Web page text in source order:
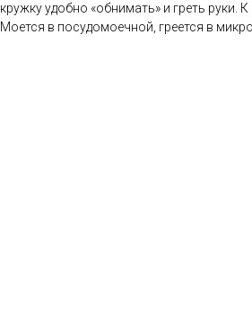
кружку удобно «обнимать» и греть руки.
Моется в посудомоечной, греется в